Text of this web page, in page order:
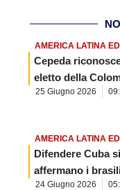
AMERICA LATINA
Cepeda
eletto della
25 Giugno 2026
AMERICA LATINA
Difendere Cuba
affermano i
24 Giugno 2026